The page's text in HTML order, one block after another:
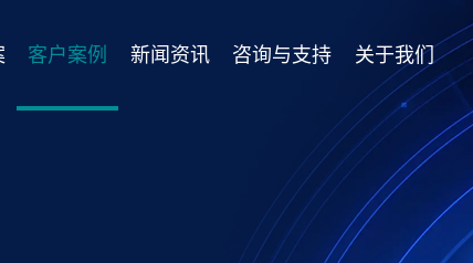
客户案例 新闻资讯 咨询与支持 关于我们